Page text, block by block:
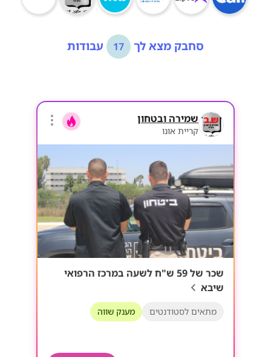
סחבק מצא לך 17 עבודות
שמירה ובטחון
קריית אונו
שכר של 59 ש"ח לשעה במרכז הרפואי
שיבא
מתאים לסטודנטים מענק שווה